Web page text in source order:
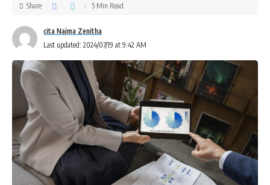
Last updated: 2024/07/19 at 9:42 AM
cita Najma Zenitha
Share 5 Min Read